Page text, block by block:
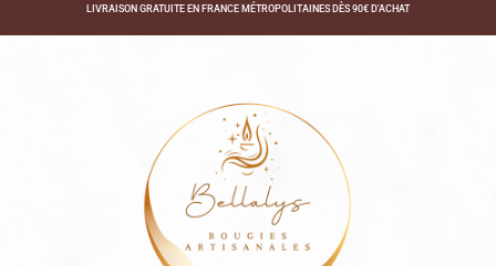
LIVRAISON GRATUITE EN FRANCE MÉTROPOLITAINES DÈS 90€ D'ACHAT